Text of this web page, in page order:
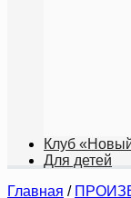
Клуб
Для детей
Главная /